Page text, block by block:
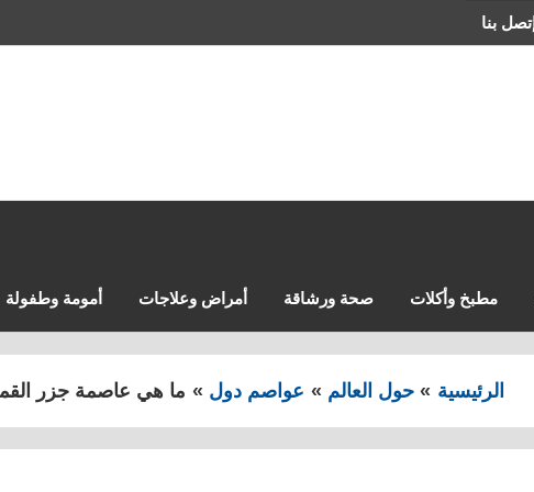
إتصل بنا
مطبخ وأكلات صحة ورشاقة أمراض وعلاجات أمومة وطفولة
الرئيسية حول العالم عواصم دول ما هي عاصمة جزر